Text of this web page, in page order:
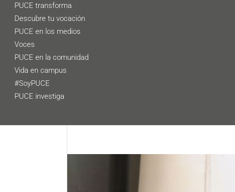
PUCE transforma
Descubre tu vocación
PUCE en los medios
Voces
PUCE en la comunidad
Vida en campus
#SoyPUCE
PUCE investiga